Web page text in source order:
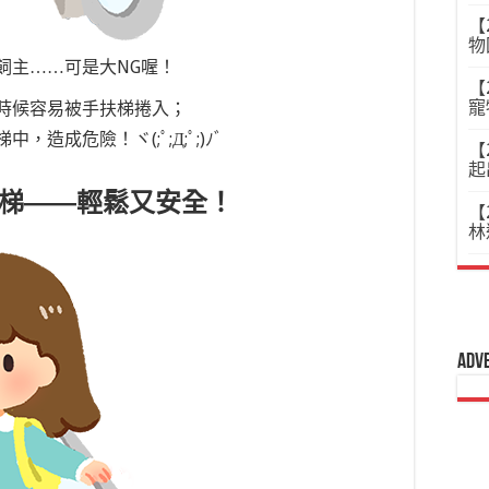
主……可是大NG喔！
候容易被手扶梯捲入；
，造成危險！ヾ(;ﾟ;Д;ﾟ;)ﾉﾞ
——輕鬆又安全！